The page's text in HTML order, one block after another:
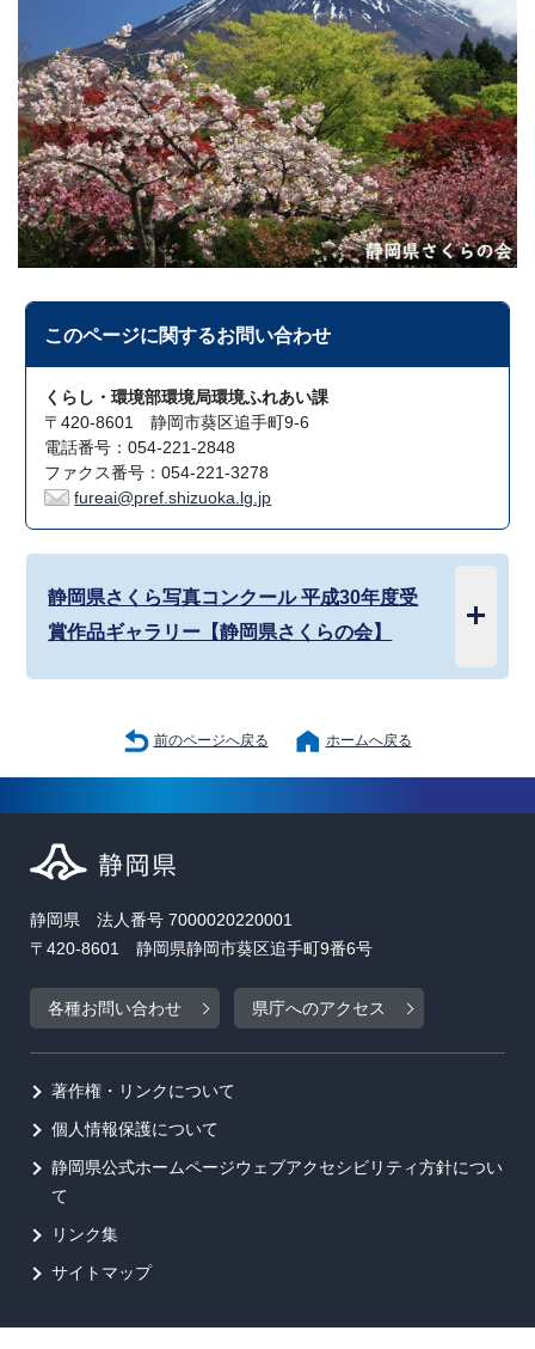
このページに関するお問い合わせ
くらし・環境部環境局環境ふれあい課
〒420-8601 静岡市葵区追手町9-6
電話番号：054-221-2848
ファクス番号：054-221-3278
fureai@pref.shizuoka.lg.jp
静岡県さくら写真コンクール 平成30年度受
賞作品ギャラリー【静岡県さくらの会】
前のページへ戻る ホームへ戻る
静岡県 法人番号 7000020220001
〒420-8601 静岡県静岡市葵区追手町9番6号
各種お問い合わせ 県庁へのアクセス
著作権・リンクについて
個人情報保護について
静岡県公式ホームページウェブアクセシビリティ方針につい
て
リンク集
サイトマップ